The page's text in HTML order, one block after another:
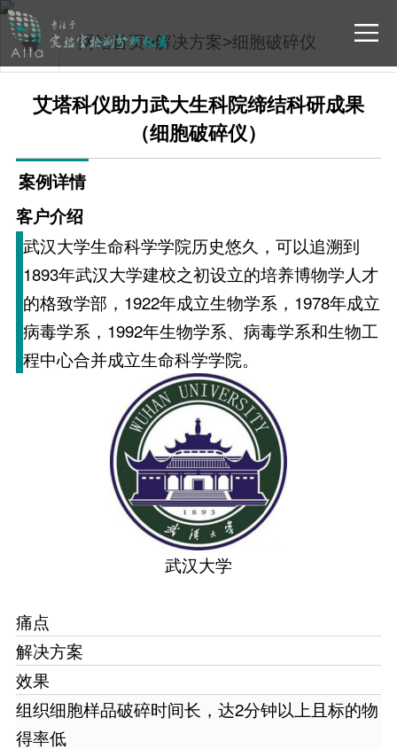
网站首页>解决方案>细胞破碎仪
艾塔科仪助力武大生科院缔结科研成果
（细胞破碎仪）
案例详情
客户介绍
武汉大学生命科学学院历史悠久，可以追溯到
1893年武汉大学建校之初设立的培养博物学人才
的格致学部，1922年成立生物学系，1978年成立
病毒学系，1992年生物学系、病毒学系和生物工
程中心合并成立生命科学学院。
武汉大学
痛点
解决方案
效果
组织细胞样品破碎时间长，达2分钟以上且标的物
得率低